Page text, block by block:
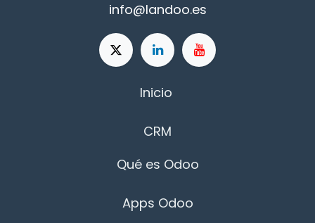
info@lan​d​oo.es
Inicio
CRM
Qué es Odoo
Apps Odoo